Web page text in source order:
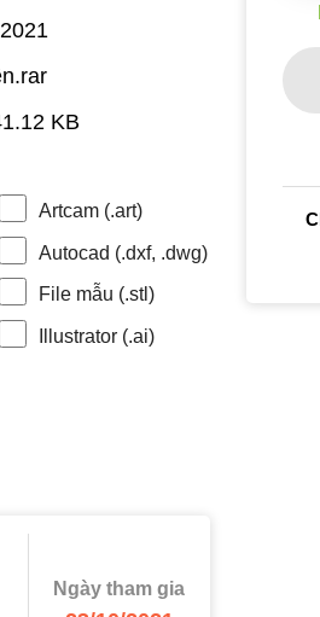
KB
Artcam (.art)
Autocad (.dxf, .dwg)
File mẫu (.stl)
Illustrator (.ai)
Ngày tham gia